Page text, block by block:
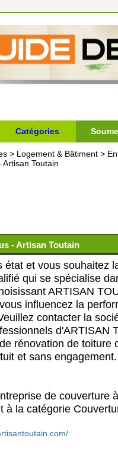
Catégories
> Logement & Bâtiment >
Toutain
- Artisan Toutain
état et vous souhaitez
qui se spécialise
ARTISAN
influencez la
contacter la
d'ARTISAN
rénovation de toiture
et sans engagement.
de couverture
à la catégorie